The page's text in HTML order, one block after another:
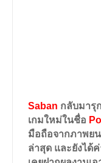
Saban กลับมารุ
เกมใหม่ในชื่อ
มือถือจากภาพย
ล่าสุด และยังได้